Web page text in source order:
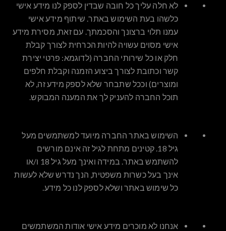
לא חלה עליך כל חובה שבדין לספק לנו מידע אישי
כלשהו בעת השימוש באתר. שיתוף מידע אישי
עמנו תלוי ברצונך והסכמתך. עם זאת, מסירת מידע
אישי מסוים עשויה להיות הכרחית לצורך קבלת
חלק או כל שירותי החברה (לדוגמא: פרטי יצירת
קשר וכתובת לצורך ביצוע הזמנה וקבלת חלפים
ומוצרים) וככל שתבחר שלא לספק מידע זה, לא
תוכל החברה להעניק לך את המענה המבוקש.
השימוש באתר החברה מיועד למשתמשים מעל
גיל 18. קטינים מתחת לגיל זה אינם מורשים
להשתמש באתר. במידה ואינך מעל גיל 18 ו/או
אינך בעל כשרות משפטית, הנך נדרש שלא לעשות
כל שימוש באתר ושלא לספק לנו כל מידע.
אנחנו לא מוכרים מידע אישי אודות המשתמשים